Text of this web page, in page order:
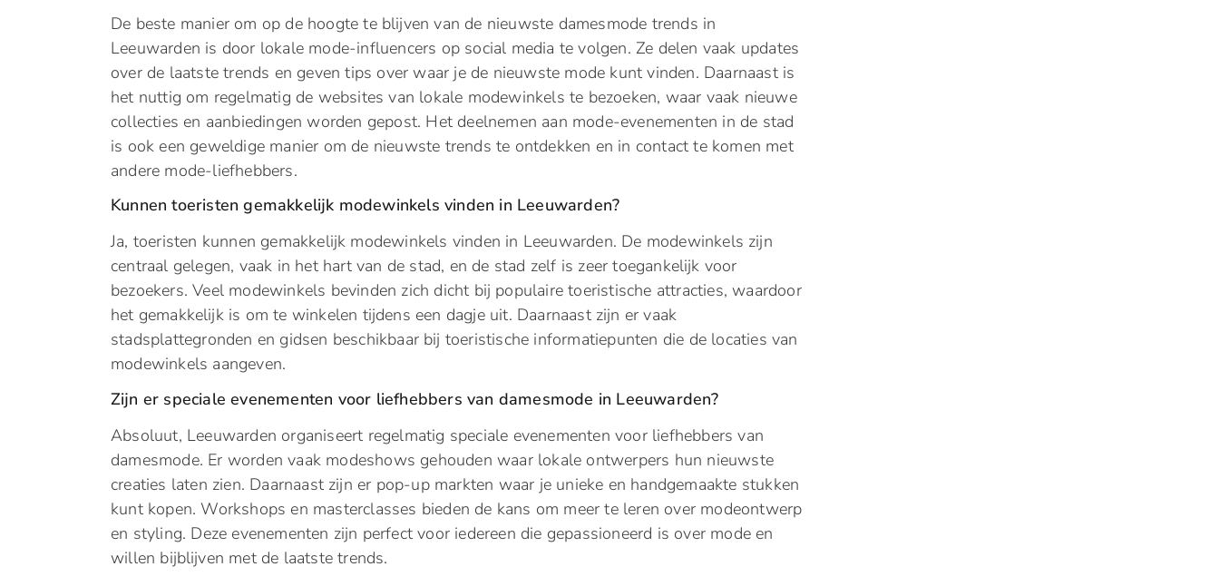
De beste manier om op de hoogte te blijven van de nieuwste damesmode trends in
Leeuwarden is door lokale mode-influencers op social media te volgen. Ze delen vaak updates
over de laatste trends en geven tips over waar je de nieuwste mode kunt vinden. Daarnaast is
het nuttig om regelmatig de websites van lokale modewinkels te bezoeken, waar vaak nieuwe
collecties en aanbiedingen worden gepost. Het deelnemen aan mode-evenementen in de stad
is ook een geweldige manier om de nieuwste trends te ontdekken en in contact te komen met
andere mode-liefhebbers.
Kunnen toeristen gemakkelijk modewinkels vinden in Leeuwarden?
Ja, toeristen kunnen gemakkelijk modewinkels vinden in Leeuwarden. De modewinkels zijn
centraal gelegen, vaak in het hart van de stad, en de stad zelf is zeer toegankelijk voor
bezoekers. Veel modewinkels bevinden zich dicht bij populaire toeristische attracties, waardoor
het gemakkelijk is om te winkelen tijdens een dagje uit. Daarnaast zijn er vaak
stadsplattegronden en gidsen beschikbaar bij toeristische informatiepunten die de locaties van
modewinkels aangeven.
Zijn er speciale evenementen voor liefhebbers van damesmode in Leeuwarden?
Absoluut, Leeuwarden organiseert regelmatig speciale evenementen voor liefhebbers van
damesmode. Er worden vaak modeshows gehouden waar lokale ontwerpers hun nieuwste
creaties laten zien. Daarnaast zijn er pop-up markten waar je unieke en handgemaakte stukken
kunt kopen. Workshops en masterclasses bieden de kans om meer te leren over modeontwerp
en styling. Deze evenementen zijn perfect voor iedereen die gepassioneerd is over mode en
willen bijblijven met de laatste trends.